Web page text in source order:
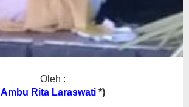
Oleh :
Ambu Rita Laraswati *)